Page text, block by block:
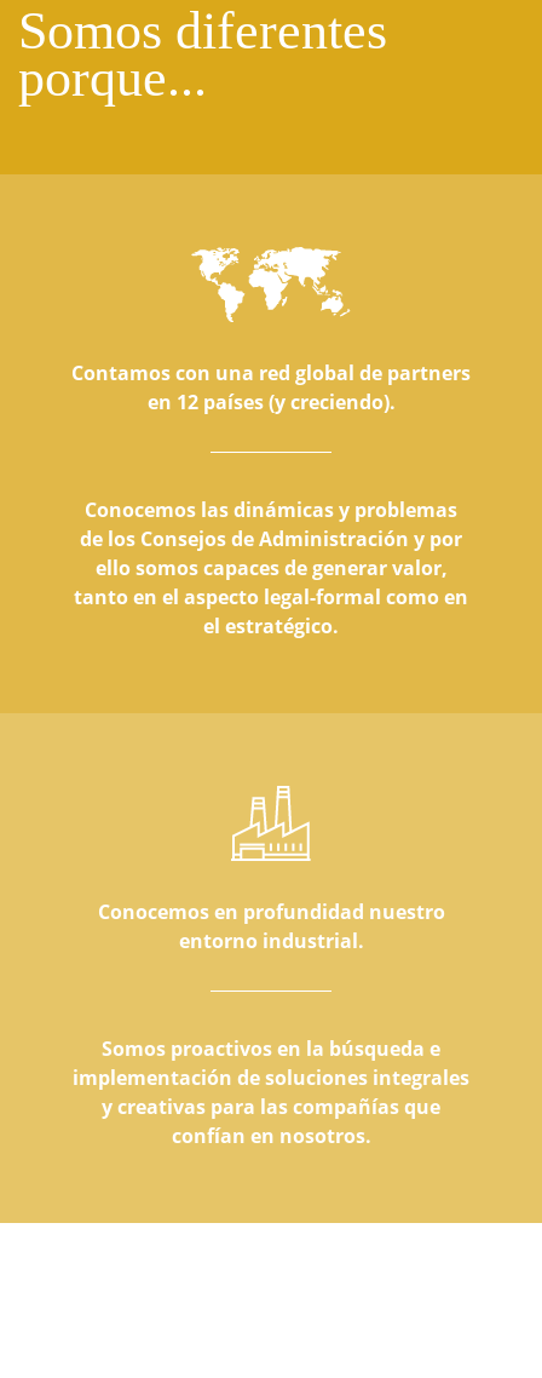
Somos diferentes
porque...
Contamos con una red global de partners
en 12 países (y creciendo).
Conocemos las dinámicas y problemas
de los Consejos de Administración y por
ello somos capaces de generar valor,
tanto en el aspecto legal-formal como en
el estratégico.
Conocemos en profundidad nuestro
entorno industrial.
Somos proactivos en la búsqueda e
implementación de soluciones integrales
y creativas para las compañías que
confían en nosotros.